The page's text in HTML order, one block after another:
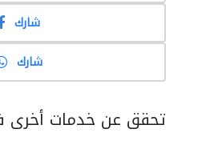
شارك
شارك
تحقق عن خدمات أخرى